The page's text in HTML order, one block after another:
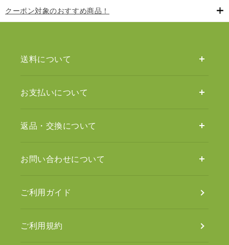
クーポン対象のおすすめ商品！
送料について
お支払いについて
返品・交換について
お問い合わせについて
ご利用ガイド
ご利用規約